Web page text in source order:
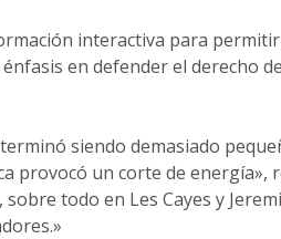
interactiva para
en defender el derecho
siendo demasiado
provocó un corte de energía»,
todo en Les Cayes y